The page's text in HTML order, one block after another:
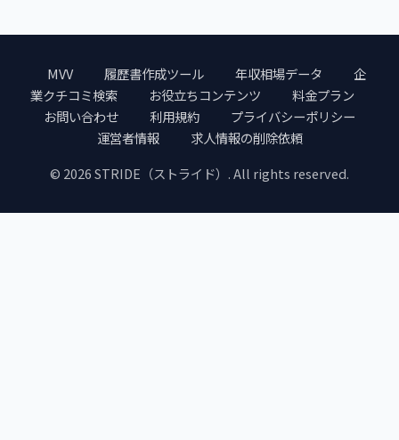
MVV 履歴書作成ツール 年収相場データ
企
業クチコミ検索
お役立ちコンテンツ
料金プラン
お問い合わせ
利用規約
プライバシーポリシー
運営者情報
求人情報の削除依頼
© 2026 STRIDE（ストライド）. All rights reserved.